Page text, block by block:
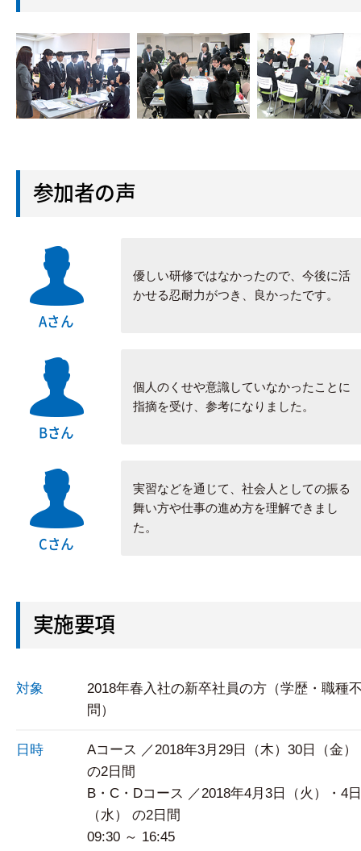
参加者の声
Aさん
優しい研修ではなかったので、今後に活
かせる忍耐力がつき、良かったです。
Bさん
個人のくせや意識していなかったことに
指摘を受け、参考になりました。
Cさん
実習などを通じて、社会人としての振る
舞い方や仕事の進め方を理解できまし
た。
実施要項
対象
2018年春入社の新卒社員の方（学歴・職種
問）
日時
Aコース ／2018年3月29日（木）30日（金）
の2日間
B・C・Dコース ／2018年4月3日（火）・4日
（水） の2日間
09:30 ～ 16:45